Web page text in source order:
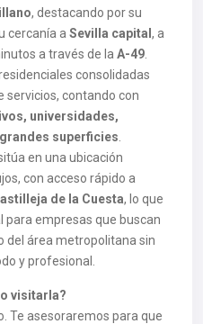
, destacando por su
cercanía a Sevilla capital , a
a través de la A-49
consolidadas
servicios, contando con
universidades,
superficies
en una ubicación
con acceso rápido a
de la Cuesta, lo que
para empresas que buscan
del área metropolitana sin
y profesional.
visitarla?
Te asesoraremos para que